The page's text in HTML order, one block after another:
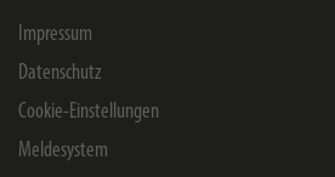
Impressum
Datenschutz
Cookie-Einstellungen
Meldesystem